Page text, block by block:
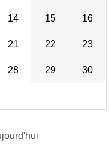
14 15 16
21 22 23
28 29 30